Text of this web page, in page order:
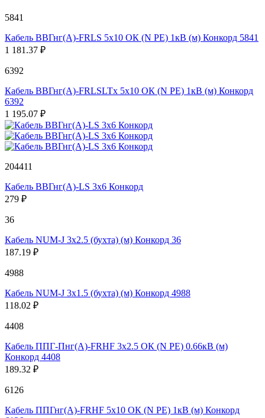
5841
Кабель ВВГнг(А)-FRLS 5х10 ОК (N PE) 1кВ (м) Конкорд 5841
1 181.37 ₽
6392
Кабель ВВГнг(А)-FRLSLTx 5х10 ОК (N PE) 1кВ (м) Конкорд
6392
1 195.07 ₽
204411
Кабель ВВГнг(А)-LS 3х6 Конкорд
279 ₽
36
Кабель NUM-J 3х2.5 (бухта) (м) Конкорд 36
187.19 ₽
4988
Кабель NUM-J 3х1.5 (бухта) (м) Конкорд 4988
118.02 ₽
4408
Кабель ППГ-Пнг(А)-FRHF 3х2.5 ОК (N PE) 0.66кВ (м)
Конкорд 4408
189.32 ₽
6126
Кабель ППГнг(А)-FRHF 5х10 ОК (N PE) 1кВ (м) Конкорд